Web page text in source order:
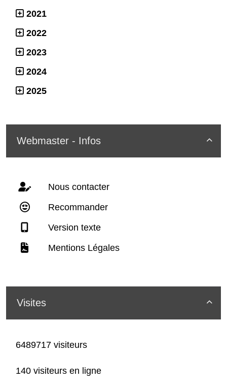
2021
2022
2023
2024
2025

Webmaster - Infos
Nous contacter
Recommander
Version texte
Mentions Légales

Visites
6489717 visiteurs
140 visiteurs en ligne